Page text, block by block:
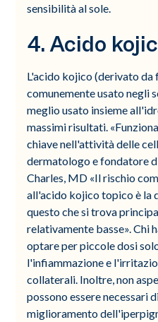
sensibilità al sole.
4. Acido
L'acido kojico (derivato da
comunemente usato negli
meglio usato insieme
massimi risultati.
chiave nell'attività delle
dermatologo e fondatore
Charles, MD «Il rischio
all'acido kojico topico è la
questo che si trova
relativamente basse». Chi
optare per piccole dosi
l'infiammazione e
collaterali. Inoltre, non
possono essere necessari
miglioramento